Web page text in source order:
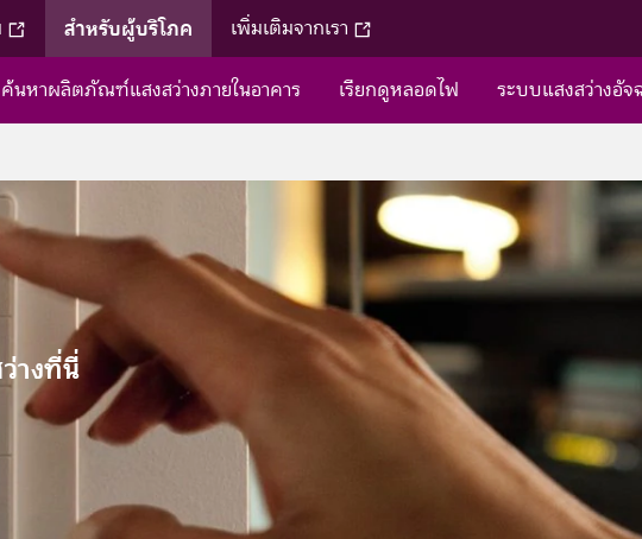
สำหรับผู้บริโภค เพิ่มเติมจากเรา
ค้นหาผลิตภัณฑ์แสงสว่างภายในอาคาร เรียกดูหลอดไฟ ระบบแสงสว่างอัจ
างที่นี่